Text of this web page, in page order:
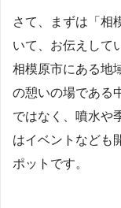
さて、まずは「相
いて、お伝えして
相模原市にある地
の憩いの場である
ではなく、噴水や
はイベントなども
ポットです。